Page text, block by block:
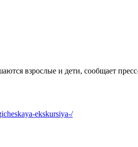
взрослые и дети, сообщает
ekskursiya-/